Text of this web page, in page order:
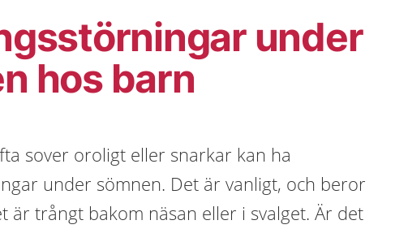
under
hos barn
sover oroligt eller snarkar kan ha
under sömnen. Det är vanligt, och beror
är trångt bakom näsan eller i svalget. Är det